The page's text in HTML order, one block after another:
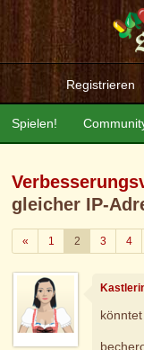
Registrieren
Spielen!
gleicher IP-
«Zurück
1 2 3 4